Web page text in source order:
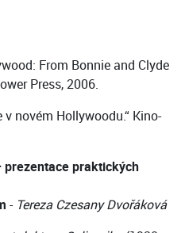
From Bonnie and Clyde
Press, 2006.
novém Hollywoodu.“ Kino-
prezentace praktických
- Tereza Czesany Dvořáková